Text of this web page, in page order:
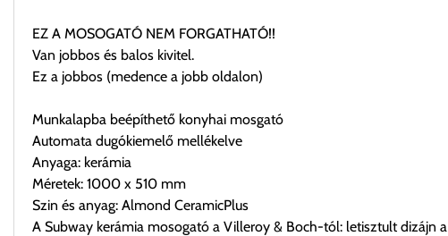
EZ A MOSOGATÓ NEM FORGATHATÓ!!
Van jobbos és balos kivitel.
Ez a jobbos (medence a jobb oldalon)
Munkalapba beépíthető konyhai mosgató
Automata dugókiemelő mellékelve
Anyaga: kerámia
Méretek: 1000 x 510 mm
Szin és anyag: Almond CeramicPlus
A Subway kerámia mosogató a Villeroy & Boch-tól: letisztult dizájn